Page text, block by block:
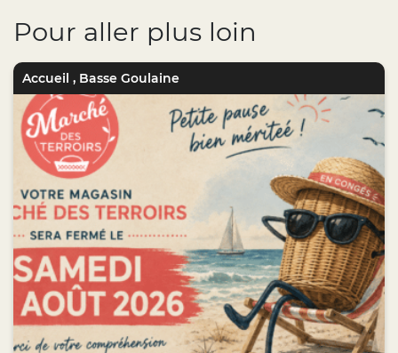
Pour aller plus loin
Accueil , Basse Goulaine